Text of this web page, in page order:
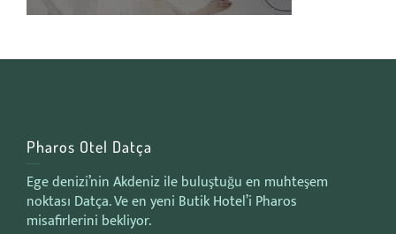
Pharos Otel Datça
Ege denizi’nin Akdeniz ile buluştuğu en muhteşem
noktası Datça. Ve en yeni Butik Hotel’i Pharos
misafirlerini bekliyor.